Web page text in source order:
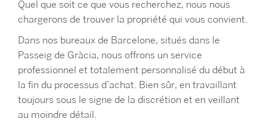
Quel que soit ce que vous recherchez, nous nous
chargerons de trouver la propriété qui vous convient.
Dans nos bureaux de Barcelone, situés dans le
Passeig de Gràcia, nous offrons un service
professionnel et totalement personnalisé du début à
la fin du processus d’achat. Bien sûr, en travaillant
toujours sous le signe de la discrétion et en veillant
au moindre détail.